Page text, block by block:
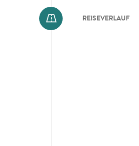
REISEVERLAUF